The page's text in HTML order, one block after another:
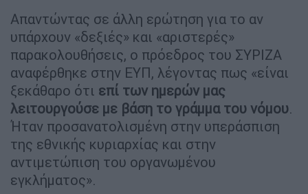
Απαντώντας σε άλλη ερώτηση για το αν
υπάρχουν «δεξιές» και «αριστερές»
παρακολουθήσεις, ο πρόεδρος του ΣΥΡΙΖΑ
αναφέρθηκε στην ΕΥΠ, λέγοντας πως «είναι
ξεκάθαρο ότι επί των ημερών μας
λειτουργούσε με βάση το γράμμα του νόμου.
Ήταν προσανατολισμένη στην υπεράσπιση
της εθνικής κυριαρχίας και στην
αντιμετώπιση του οργανωμένου
εγκλήματος».